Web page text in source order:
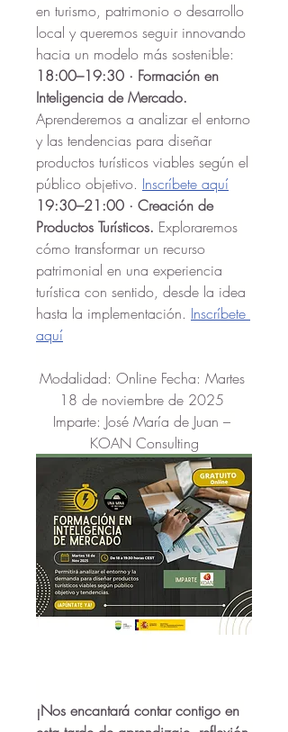
en turismo, patrimonio o desarrollo
local y queremos seguir innovando
hacia un modelo más sostenible:
18:00–19:30 · Formación en
Aprenderemos a analizar el entorno
y las tendencias para diseñar
productos turísticos viables según el
público objetivo. Inscríbete aquí
19:30–21:00 · Creación de
Productos Turísticos. Exploraremos
cómo transformar un recurso
patrimonial en una experiencia
turística con sentido, desde la idea
hasta la implementación. Inscríbete
aquí
Modalidad: Online Fecha: Martes
18 de noviembre de 2025
Imparte: José María de Juan –
KOAN Consulting
¡Nos encantará contar contigo en